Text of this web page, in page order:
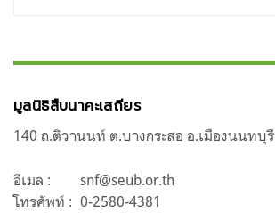
มูลนิธิสืบนาคะเสถียร
140 ถ.ติวานนท์ ต.บางกระสอ อ.เมืองนนทบุ
อีเมล :
snf@seub.or.th
โทรศัพท์ : 0-2580-4381